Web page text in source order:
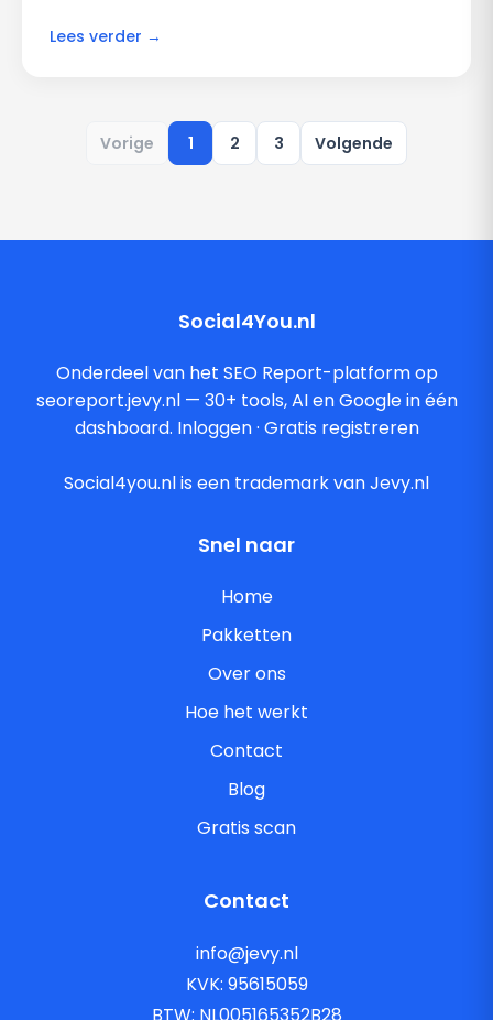
Lees verder →
Vorige 1 2 3 Volgende
Social4You.nl
Onderdeel van het SEO Report-platform op
seoreport.jevy.nl — 30+ tools, AI en Google in één
dashboard. Inloggen· Gratis registreren
Social4you.nl is een trademark van Jevy.nl
Snel naar
Home
Pakketten
Over ons
Hoe het werkt
Contact
Blog
Gratis scan
Contact
info@jevy.nl
KVK: 95615059